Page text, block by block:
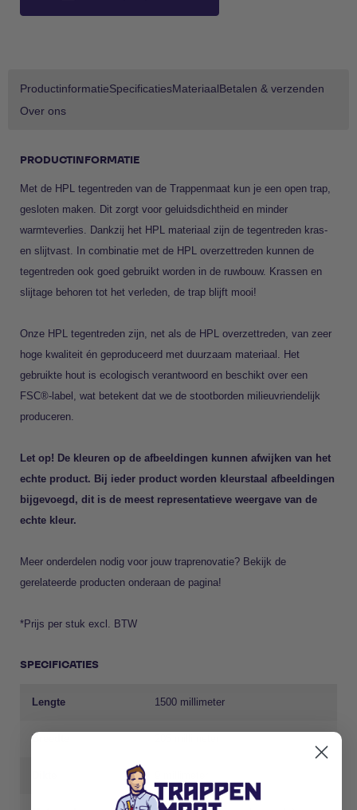
ProductinformatieSpecificatiesMateriaalBetalen & verzenden
Over ons
PRODUCTINFORMATIE
Met de HPL tegentreden van de Trappenmaat kun je een open trap,
gesloten maken. Dit zorgt voor geluidsdichtheid en minder
warmteverlies. Dankzij het HPL materiaal zijn de tegentreden kras-
en slijtvast. In combinatie met de HPL overzettreden kunnen de
tegentreden ook goed gebruikt worden in de ruwbouw. Krassen en
slijtage behoren tot het verleden, de trap blijft mooi!
Onze HPL tegentreden zijn, net als de HPL overzettreden, van zeer
hoge kwaliteit én geproduceerd met duurzaam materiaal. Het
gebruikte hout is ecologisch verantwoord en beschikt over een
FSC®-label, wat betekent dat we de stootborden milieuvriendelijk
produceren.
Let op! De kleuren op de afbeeldingen kunnen afwijken van het
echte product. Bij ieder product worden kleurstaal afbeeldingen
bijgevoegd, dit is de meest representatieve weergave van de
echte kleur.
Meer onderdelen nodig voor jouw traprenovatie? Bekijk de
gerelateerde producten onderaan de pagina!
*Prijs per stuk excl. BTW
SPECIFICATIES
Lengte 1500 millimeter
Breedte